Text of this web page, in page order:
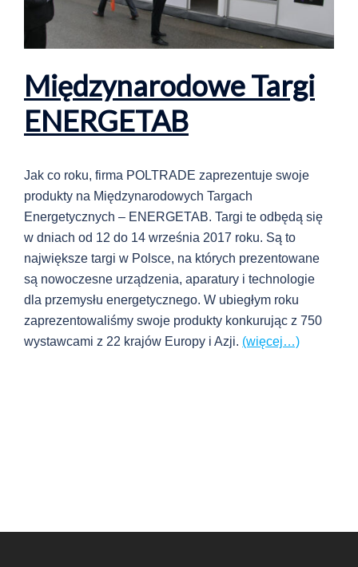
Międzynarodowe Targi
ENERGETAB
Jak co roku, firma POLTRADE zaprezentuje swoje
produkty na Międzynarodowych Targach
Energetycznych – ENERGETAB. Targi te odbędą się
w dniach od 12 do 14 września 2017 roku. Są to
największe targi w Polsce, na których prezentowane
są nowoczesne urządzenia, aparatury i technologie
dla przemysłu energetycznego. W ubiegłym roku
zaprezentowaliśmy swoje produkty konkurując z 750
wystawcami z 22 krajów Europy i Azji. (więcej…)